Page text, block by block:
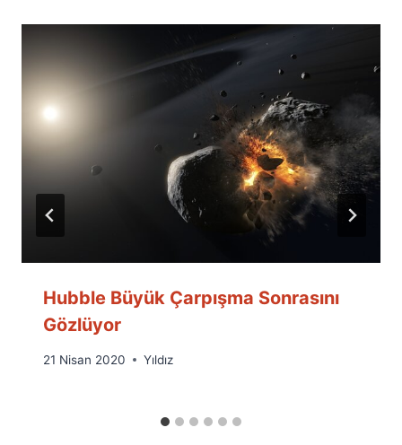
Hubble Büyük Çarpışma Sonrasını
Gözlüyor
By
21 Nisan 2020 Yıldız